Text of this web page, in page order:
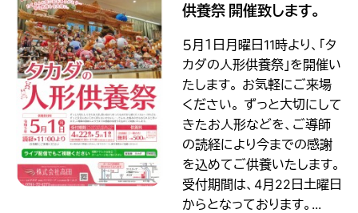
供養祭 開催致します。
５月１日月曜日11時より、「タ
カダの人形供養祭」を開催い
たします。 お気軽にご来場
ください。 ずっと大切にして
きたお人形などを、ご導師
の読経により今までの感謝
を込めてご供養いたします。
受付期間は、4月22日土曜日
からとなっております。...